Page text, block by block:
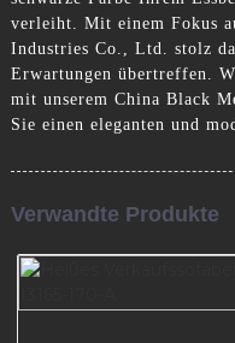
verleiht. Mit einem Fokus
Industries Co., Ltd. stolz
Erwartungen übertreffen.
mit unserem China Black
Sie einen eleganten und
Verwandte Produkte